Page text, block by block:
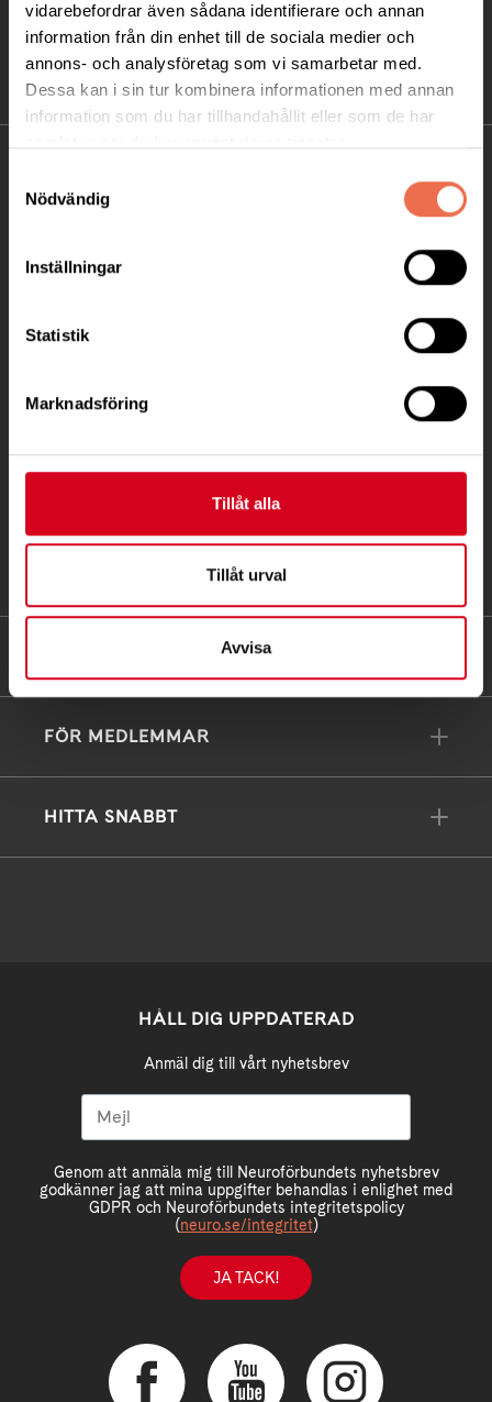
vidarebefordrar även sådana identifierare och annan
information från din enhet till de sociala medier och
annons- och analysföretag som vi samarbetar med.
Dessa kan i sin tur kombinera informationen med annan
information som du har tillhandahållit eller som de har
Nödvändig
Inställningar
Statistik
Marknadsföring
Tillåt alla
Tillåt urval
Avvisa
Telefon:08-677 70 10
Postadress:
171 04 Solna
info@neuro.se
PG 90 10 07-5 | BG 901-0075 | Swishgåva 90 100
75 | Organisationsnummer 802002-3605
FÖR MEDLEMMAR
HITTA SNABBT
HÅLL DIG UPPDATERAD
Anmäl dig till vårt nyhetsbrev
Genom att anmäla mig till Neuroförbundets nyhetsbrev
godkänner jag att mina uppgifter behandlas i enlighet med
GDPR och Neuroförbundets integritetspolicy
(neuro.se/integritet)
JA TACK!